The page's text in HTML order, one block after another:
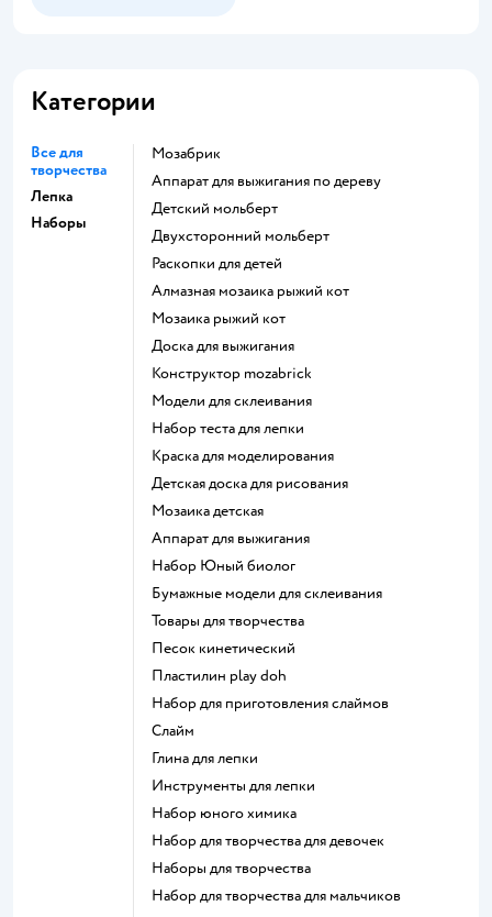
Категории
Все для
творчества
Лепка
Наборы
Мозабрик
Аппарат для выжигания по дереву
Детский мольберт
Двухсторонний мольберт
Раскопки для детей
Алмазная мозаика рыжий кот
Мозаика рыжий кот
Доска для выжигания
Конструктор mozabrick
Модели для склеивания
Набор теста для лепки
Краска для моделирования
Детская доска для рисования
Мозаика детская
Аппарат для выжигания
набор Юный биолог
Бумажные модели для склеивания
Товары для творчества
Песок кинетический
Пластилин play doh
Набор для приготовления слаймов
Слайм
Глина для лепки
Инструменты для лепки
Набор юного химика
Набор для творчества для девочек
Наборы для творчества
Набор для творчества для мальчиков